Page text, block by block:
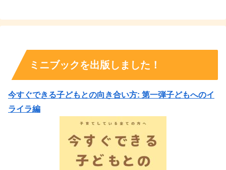
ミニブックを出版しました！
今すぐできる子どもとの向き合い方: 第一弾子どもへのイ
ライラ編